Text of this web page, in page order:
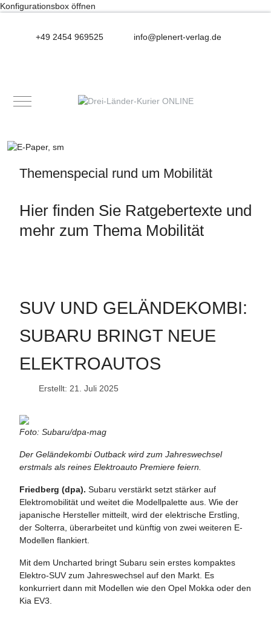
Konfigurationsbox öffnen
+49 2454 969525 info@plenert-verlag.de
Mobile Menu Toggle
Themenspecial rund um Mobilität
Hier finden Sie Ratgebertexte und
mehr zum Thema Mobilität
SUV UND GELÄNDEKOMBI:
SUBARU BRINGT NEUE
ELEKTROAUTOS
Erstellt: 21. Juli 2025
Foto: Subaru/dpa-mag
Der Geländekombi Outback wird zum Jahreswechsel
erstmals als reines Elektroauto Premiere feiern.
Friedberg (dpa). Subaru verstärkt setzt stärker auf
Elektromobilität und weitet die Modellpalette aus. Wie der
japanische Hersteller mitteilt, wird der elektrische Erstling,
der Solterra, überarbeitet und künftig von zwei weiteren E-
Modellen flankiert.
Mit dem Uncharted bringt Subaru sein erstes kompaktes
Elektro-SUV zum Jahreswechsel auf den Markt. Es
konkurriert dann mit Modellen wie den Opel Mokka oder den
Kia EV3.